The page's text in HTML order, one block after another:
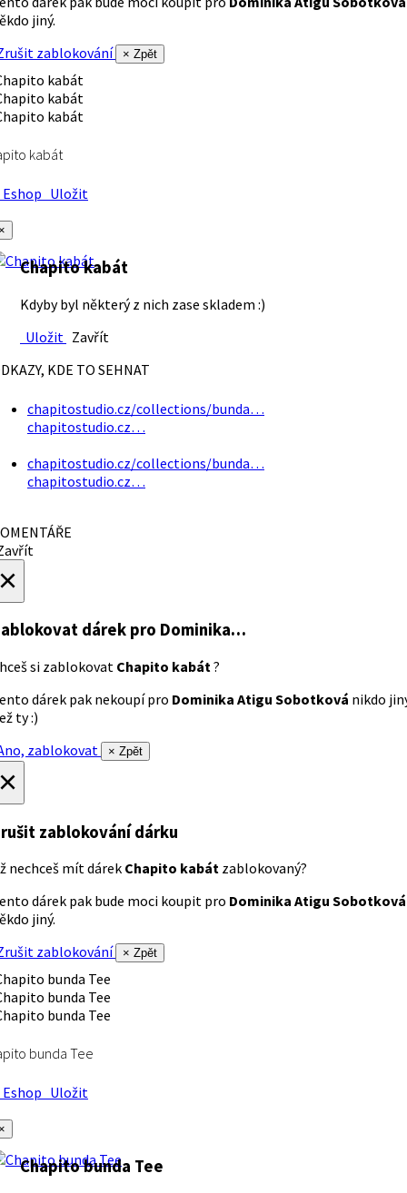
jiný.
zablokování
× Zpět
kabát
Uložit
Chapito kabát
Kdyby byl některý z nich zase skladem :)
Uložit Zavřít
KDE TO SEHNAT
chapitostudio.cz/collections/bunda…
chapitostudio.cz…
chapitostudio.cz/collections/bunda…
chapitostudio.cz…
dárek pro Dominika…
si zablokovat Chapito kabát ?
dárek pak nekoupí pro Dominika Atigu Sobotková nikdo
ty :)
zablokovat
× Zpět
zablokování dárku
nechceš mít dárek Chapito kabát zablokovaný?
dárek pak bude moci koupit pro Dominika Atigu Sobotková
jiný.
zablokování
× Zpět
bunda Tee
Uložit
Chapito bunda Tee